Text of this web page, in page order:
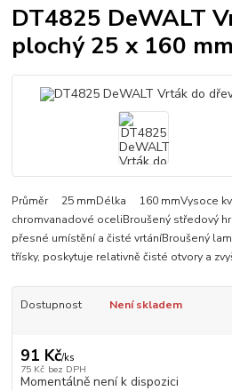
DT4825 DeWALT
plochý 25 x 160 mm
Průměr 25 mmDélka 160 mmVysoce
chromvanadové oceliBroušený středový
přesné umístění a čisté vrtáníBroušený
třísky, poskytuje relativně čisté otvory a
Dostupnost Není skladem
91 Kč/ks
75 Kč bez DPH
Momentálně není k dispozici